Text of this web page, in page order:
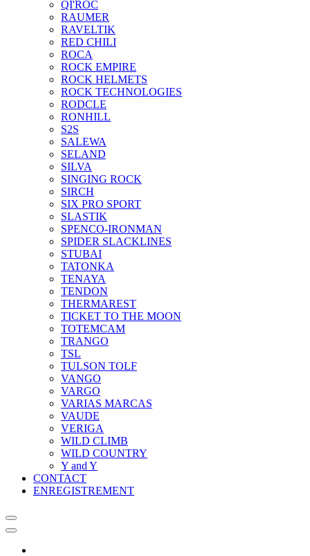
QI'ROC
RAUMER
RAVELTIK
RED CHILI
ROCA
ROCK EMPIRE
ROCK HELMETS
ROCK TECHNOLOGIES
RODCLE
RONHILL
S2S
SALEWA
SELAND
SILVA
SINGING ROCK
SIRCH
SIX PRO SPORT
SLASTIK
SPENCO-IRONMAN
SPIDER SLACKLINES
STUBAI
TATONKA
TENAYA
TENDON
THERMAREST
TICKET TO THE MOON
TOTEMCAM
TRANGO
TSL
TULSON TOLF
VANGO
VARGO
VARIAS MARCAS
VAUDE
VERIGA
WILD CLIMB
WILD COUNTRY
Y and Y
CONTACT
ENREGISTREMENT